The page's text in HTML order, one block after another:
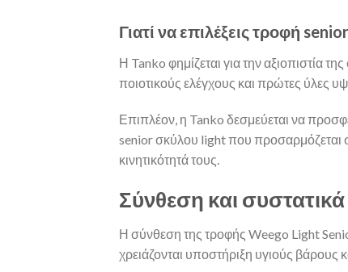
Γιατί να επιλέξεις τροφή
Η Tanko φημίζεται για την αξιοπιστία
ποιοτικούς ελέγχους και πρώτες ύλες
Επιπλέον, η Tanko δεσμεύεται να
senior σκύλου light που προσαρμόζεται
κινητικότητά τους.
Σύνθεση και συστατικά
Η σύνθεση της τροφής Weego Light
χρειάζονται υποστήριξη υγιούς